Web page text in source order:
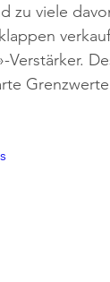
zu viele